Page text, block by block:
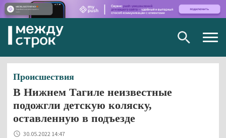
Происшествия
В Нижнем Тагиле неизвестные
подожгли детскую коляску,
оставленную в подъезде
30.05.2022 14:47